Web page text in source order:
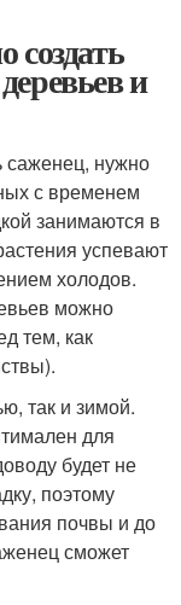
создать
и
саженец, нужно
с временем
занимаются в
успевают
холодов.
можно
тем, как
так и зимой.
для
будет не
поэтому
почвы и до
сможет